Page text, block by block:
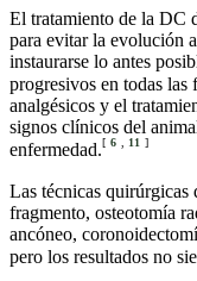
El tratamiento de la DC
para evitar la evolución
instaurarse lo antes
progresivos en todas las
analgésicos y el
signos clínicos del
enfermedad.[ 6 11 ]
Las técnicas quirúrgicas
fragmento, osteotomía
ancóneo,
pero los resultados no